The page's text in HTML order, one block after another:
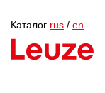
Каталог rus / en